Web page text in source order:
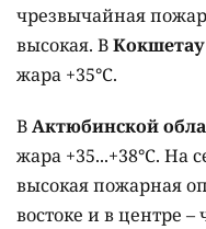
чрезвычайная
высокая. ВКокшетау
жара +35°C.
ВАктюбинской
жара +35...+38°C. На
высокая пожарная
востоке и в центре